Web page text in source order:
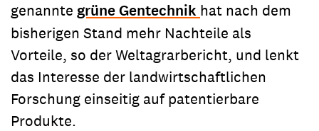
genannte grüne Gentechnik hat nach dem
bisherigen Stand mehr Nachteile als
Vorteile, so der Weltagrarbericht, und lenkt
das Interesse der landwirtschaftlichen
Forschung einseitig auf patentierbare
Produkte.